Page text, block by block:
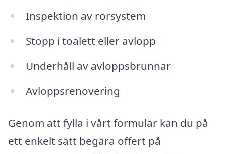
Inspektion av rörsystem
Stopp i toalett eller avlopp
Underhåll av avloppsbrunnar
Avloppsrenovering
Genom att fylla i vårt formulär kan du på
ett enkelt sätt begära offert på